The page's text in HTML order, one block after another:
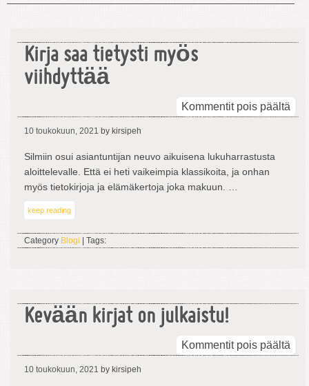
Kirja saa tietysti myös
viihdyttää
Kommentit pois päältä
10 toukokuun, 2021 by kirsipeh
Silmiin osui asiantuntijan neuvo aikuisena lukuharrastusta
aloittelevalle. Että ei heti vaikeimpia klassikoita, ja onhan
myös tietokirjoja ja elämäkertoja joka makuun. …
keep reading
Category Blogi | Tags:
Kevään kirjat on julkaistu!
Kommentit pois päältä
10 toukokuun, 2021 by kirsipeh